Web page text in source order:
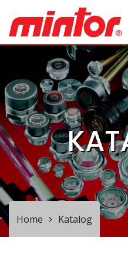
Home Katalog